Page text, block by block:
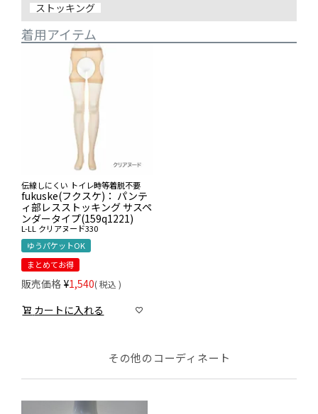
ストッキング
着用アイテム
伝線しにくい トイレ時等着脱不要
fukuske(フクスケ)： パンテ
ィ部レスストッキング サスペ
ンダータイプ(159q1221)
L-LL クリアヌード330
ゆうパケットOK
まとめてお得
販売価格 ¥1,540 税込
カートに入れる
その他のコーディネート